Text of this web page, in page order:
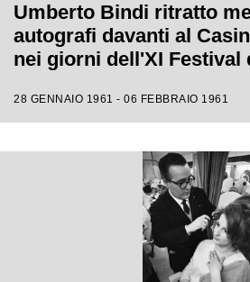
Umberto Bindi ritratto
autografi davanti al
nei giorni dell'XI Festival
28 GENNAIO 1961 - 06 FEBBRAIO 1961